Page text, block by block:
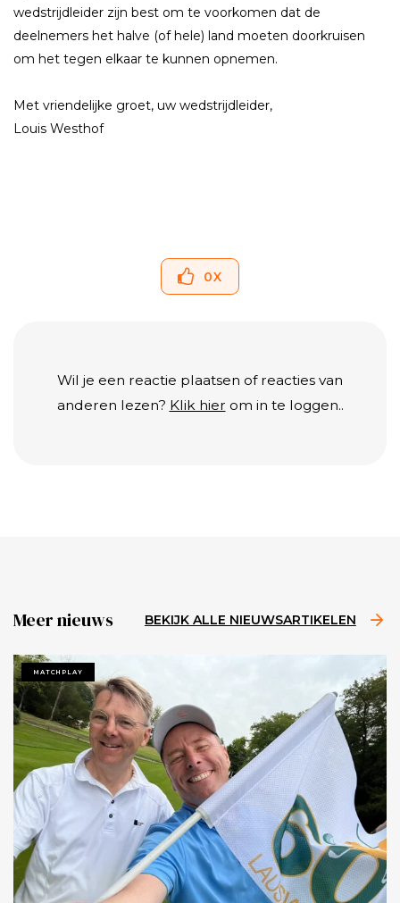
wedstrijdleider zijn best om te voorkomen dat de
deelnemers het halve (of hele) land moeten doorkruisen
om het tegen elkaar te kunnen opnemen.
Met vriendelijke groet, uw wedstrijdleider,
Louis Westhof
0X
Wil je een reactie plaatsen of reacties van
anderen lezen? Klik hier om in te loggen..
Meer nieuws BEKIJK ALLE NIEUWSARTIKELEN
MATCHPLAY